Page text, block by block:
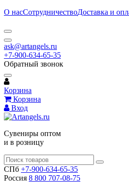
О насСотрудничествоДоставка и
ask@artangels.ru
+7-900-634-65-35
Обратный звонок
Корзина
Корзина
Вход
Сувениры оптом
и в розницу
СПб +7-900-634-65-35
Россия 8 800 707-08-75